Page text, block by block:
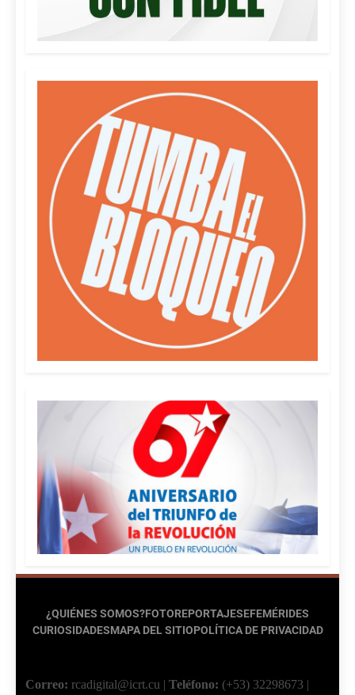
¿QUIÉNES SOMOS?FOTOREPORTAJESEFEMÉRIDES
CURIOSIDADESMAPA DEL SITIOPOLÍTICA DE PRIVACIDAD
Correo: rcadigital@icrt.cu | Teléfono: (+53) 32298673 |